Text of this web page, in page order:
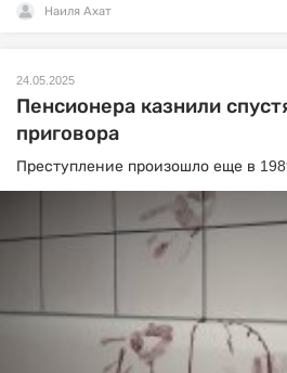
Наиля Ахат
24.05.2025
Пенсионера казнили
приговора
Преступление произошло еще в